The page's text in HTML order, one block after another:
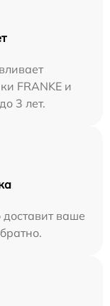
FRANKE и
3 лет.
ваше